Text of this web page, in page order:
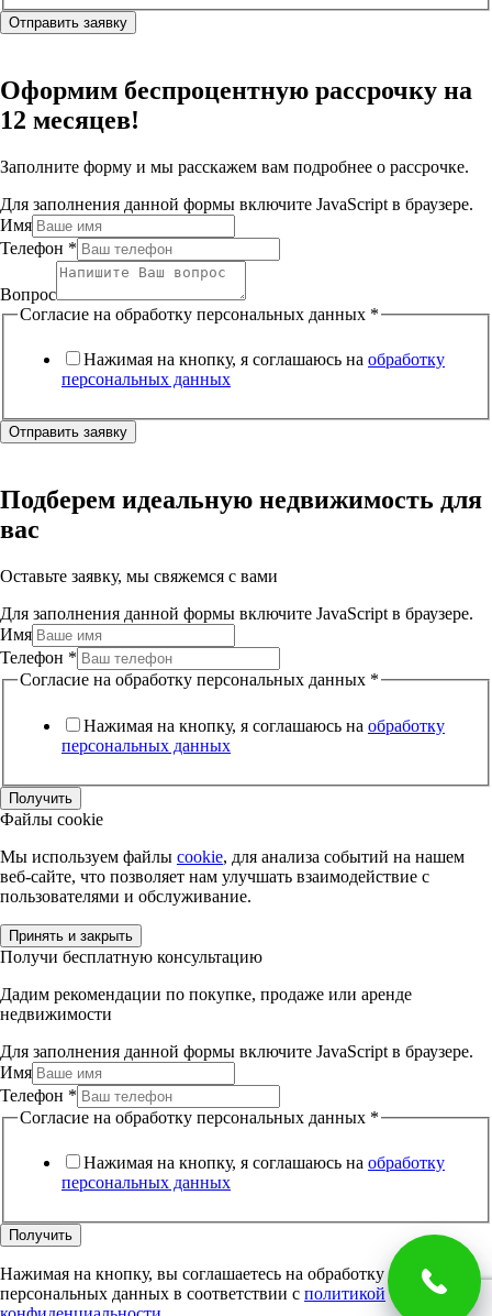
Отправить заявку
Оформим беспроцентную рассрочку на
12 месяцев!
Заполните форму и мы расскажем вам подробнее о рассрочке.
Для заполнения данной формы включите JavaScript в браузере.
Имя
Телефон *
Вопрос
Согласие на обработку персональных данных *
Нажимая на кнопку, я соглашаюсь на обработку
персональных данных
Отправить заявку
Подберем идеальную недвижимость для
вас
Оставьте заявку, мы свяжемся с вами
Для заполнения данной формы включите JavaScript в браузере.
Имя
Телефон *
Согласие на обработку персональных данных *
Нажимая на кнопку, я соглашаюсь на обработку
персональных данных
Получить
Файлы cookie
Мы используем файлы cookie, для анализа событий на нашем
веб-сайте, что позволяет нам улучшать взаимодействие с
пользователями и обслуживание.
Принять и закрыть
Получи бесплатную консультацию
Дадим рекомендации по покупке, продаже или аренде
недвижимости
Для заполнения данной формы включите JavaScript в браузере.
Имя
Телефон *
Согласие на обработку персональных данных *
Нажимая на кнопку, я соглашаюсь на обработку
персональных данных
Получить
Нажимая на кнопку, вы соглашаетесь на обработку
персональных данных в соответствии с политикой